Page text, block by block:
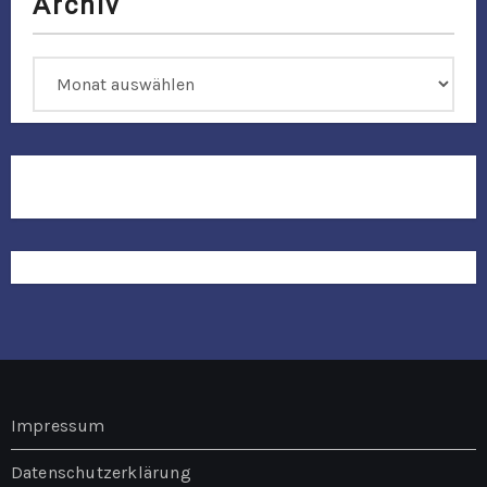
n
Impressum
Datenschutzerklärung